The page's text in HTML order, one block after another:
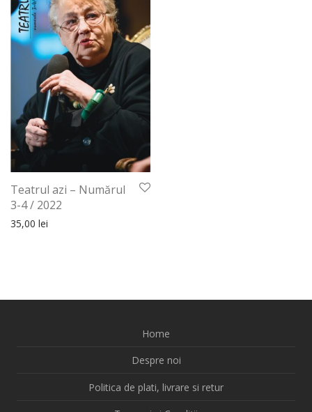
Teatrul azi – Numărul
3-4 / 2022
35,00 lei
Home
Despre noi
Politica de plati, livrare si retur